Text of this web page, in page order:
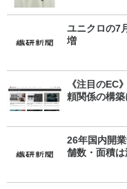
ユニクロの7
増
《注目の
頼関係の構築
26年国内開
舗数・面積は